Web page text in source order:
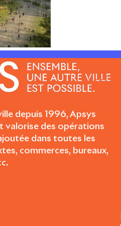
depuis 1996, Apsys
valorise des opérations
dans toutes les
commerces, bureaux,